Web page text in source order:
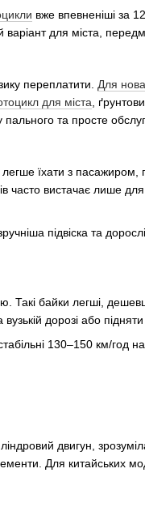
вже впевненіші за
для міста,
переплатити. Для
для міста ,
та просте
їхати з пасажиром,
часто вистачає лише
підвіска та
Такі байки легші,
дорозі або підняти
130–150 км/год
двигун,
Для китайських